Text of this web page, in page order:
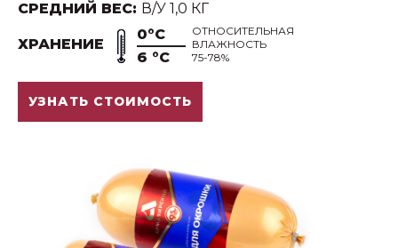
СРЕДНИЙ ВЕС: В/У 1,0 КГ
ХРАНЕНИЕ
0°С
6 °С
ОТНОСИТЕЛЬНАЯ
ВЛАЖНОСТЬ
75-78%
УЗНАТЬ СТОИМОСТЬ